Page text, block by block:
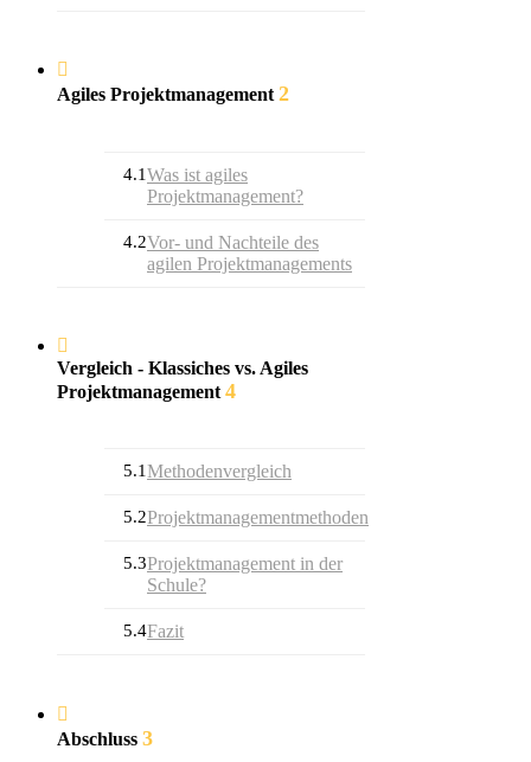
Agiles Projektmanagement2
4.1Was ist agiles
Projektmanagement?
4.2Vor- und Nachteile des
agilen Projektmanagements
Vergleich - Klassiches vs. Agiles
Projektmanagement 4
5.1Methodenvergleich
5.2Projektmanagementmethoden
5.3Projektmanagement in der
Schule?
5.4Fazit
Abschluss 3